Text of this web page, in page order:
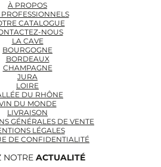
À PROPOS
PROFESSIONNELS
CATALOGUE
NOUS
LA CAVE
BOURGOGNE
BORDEAUX
CHAMPAGNE
JURA
LOIRE
DU RHÔNE
DU MONDE
LIVRAISON
GÉNÉRALES DE VENTE
LÉGALES
DE CONFIDENTIALITÉ
NOTRE ACTUALITÉ